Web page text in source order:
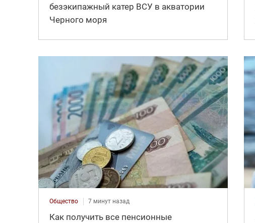
безэкипажный катер ВСУ в акватории
Черного моря
Общество 7 минут назад
Как получить все пенсионные